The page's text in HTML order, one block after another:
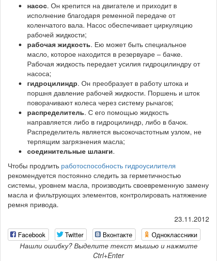
насос. Он крепится на двигателе и приходит в
исполнение благодаря ременной передаче от
коленчатого вала. Насос обеспечивает циркуляцию
рабочей жидкости;
рабочая жидкость. Ею может быть специальное
масло, которое находится в резервуаре – бачке.
Рабочая жидкость передает усилия гидроцилиндру от
насоса;
гидроцилиндр. Он преобразует в работу штока и
поршня давление рабочей жидкости. Поршень и шток
поворачивают колеса через систему рычагов;
распределитель. С его помощью жидкость
направляется либо в гидроцилиндр, либо в бачок.
Распределитель является высокочастотным узлом, не
терпящим загрязнения масла;
соединительные шланги.
Чтобы продлить работоспособность гидроусилителя
рекомендуется постоянно следить за герметичностью
системы, уровнем масла, производить своевременную замену
масла и фильтрующих элементов, контролировать натяжение
ремня привода.
23.11.2012
Facebook Twitter Вконтакте Одноклассники
Нашли ошибку? Выделите текст мышью и нажмите
Ctrl+Enter